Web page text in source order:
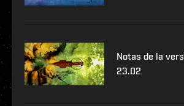
Notas de la
23.02